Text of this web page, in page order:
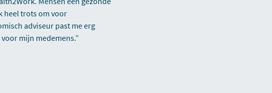
heel trots om voor
adviseur past me erg
mijn medemens.”